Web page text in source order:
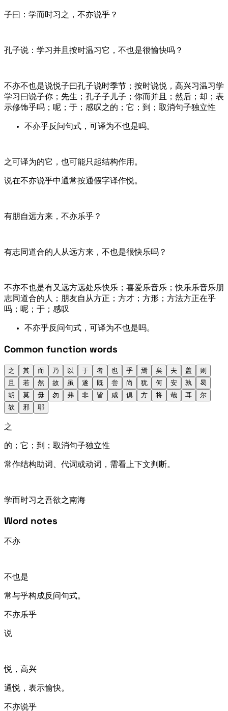
子曰：学而时习之，不亦说乎？
孔子说：学习并且按时温习它，不也是很愉快吗？
不亦不也是说悦子曰孔子说时季节；按时说悦，高兴习温习学
学习 曰说子你；先生；孔子子 儿子；你而并且；然后；却；表
示修饰乎吗；呢；于；感叹之的；它；到；取消句子独立性
不亦……乎: 反问句式，可译为“不也是……吗”。
“之”可译为“的”“它”，也可能只起结构作用。
“说”在“不亦说乎”中通常按通假字译作“悦”。
有朋自远方来，不亦乐乎？
有志同道合的人从远方来，不也是很快乐吗？
不亦不也是有又远方远处乐快乐；喜爱乐音乐；快乐乐音乐朋
志同道合的人；朋友自从方正；方才；方形；方法方正在乎
吗；呢；于；感叹
不亦……乎: 反问句式，可译为“不也是……吗”。
Common function words
之 其 而 乃 以 于 者 也 乎 焉 矣 夫 盖
则
且
若 然 故 虽 遂 既 尝 尚 犹 何 安 孰
曷
胡
莫 毋 勿 弗 非 皆 咸 俱 方 将 哉 耳
尔
欤
邪 耶
之
的；它；到；取消句子独立性
常作结构助词、代词或动词，需看上下文判断。
学而时习之吾欲之南海
Word notes
不亦
不也是
常与“乎”构成反问句式。
不亦乐乎
说
悦，高兴
通“悦”，表示愉快。
不亦说乎